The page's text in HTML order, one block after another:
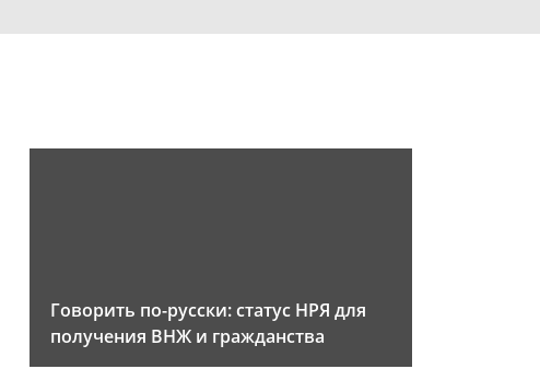
Говорить по-русски: статус НРЯ для
получения ВНЖ и гражданства